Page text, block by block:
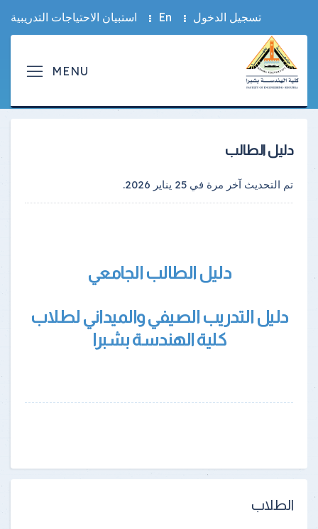
تسجيل الدخول En استبيان الاحتياجات التدريبية
دليل الطالب
تم التحديث آخر مرة في 25 يناير 2026 .
دليل الطالب الجامعي
دليل التدريب الصيفي والميداني لطلاب
كلية الهندسة بشبرا
الطلاب